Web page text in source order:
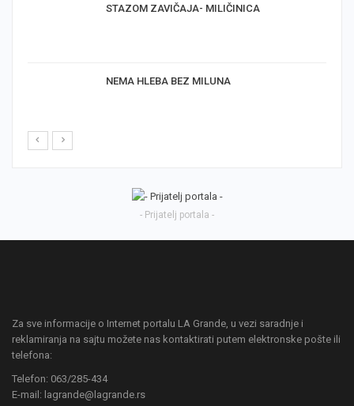
STAZOM ZAVIČAJA- MILIČINICA
NEMA HLEBA BEZ MILUNA
- Prijatelj portala -
Za sve informacije o Internet portalu LA Grande, u vezi saradnje i
reklamiranja na sajtu možete nas kontaktirati putem elektronske pošte ili
telefona:
Telefon: 063/285-434
E-mail: lagrande@lagrande.rs